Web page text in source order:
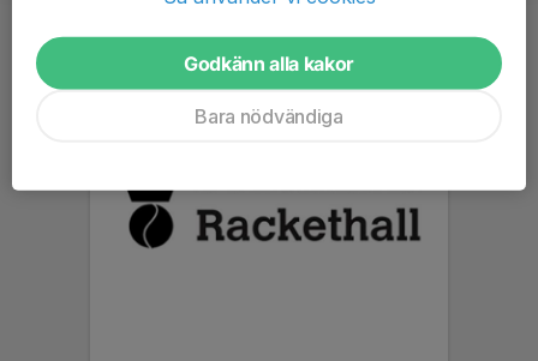
Godkänn alla kakor
Bara nödvändiga